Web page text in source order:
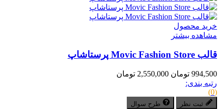
خرید محصول
مشاهده بیشتر
قالب Movic Fashion Store پرستاشاپ
994,500 تومان
2,550,000 تومان
رتبه بندی:
(0)
ثبت نظر طرح سوال